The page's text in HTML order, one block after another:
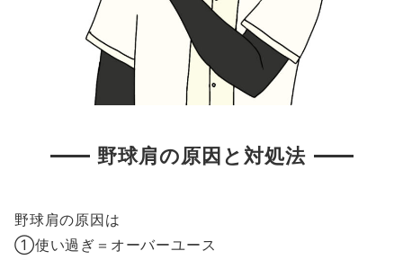
野球肩の原因と対処法
野球肩の原因は
①使い過ぎ＝オーバーユース